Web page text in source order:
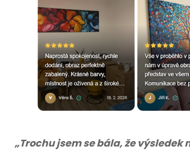
„Trochu jsem se bála, že výsledek